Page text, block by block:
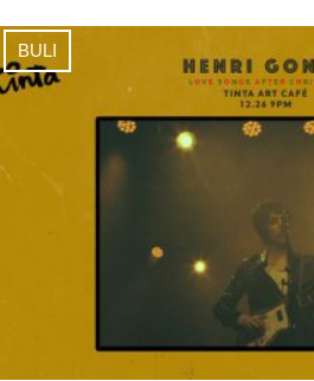
BULI